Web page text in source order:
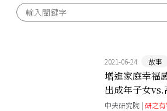
2021-06-24 故事
增進家庭幸福
出成年子女
佳解方
中央研究院 |研之